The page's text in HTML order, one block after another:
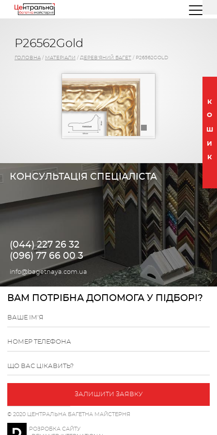
P26562Gold
ГОЛОВНА / МАТЕРІАЛИ / ДЕРЕВ'ЯНИЙ БАГЕТ / P26562GOLD
К
О
Ш
И
К
КОНСУЛЬТАЦІЯ СПЕЦІАЛІСТА
(044) 227 26 32
(096) 77 66 00 3
info@bagetnaya.com.ua
ВАМ ПОТРІБНА ДОПОМОГА У ПІДБОРІ?
ВАШЕ ІМ'Я
НОМЕР ТЕЛЕФОНА
ЩО ВАС ЦІКАВИТЬ?
ЗАЛИШИТИ ЗАЯВКУ
© 2020 ЦЕНТРАЛЬНА БАГЕТНА МАЙСТЕРНЯ
РОЗРОБКА САЙТУ